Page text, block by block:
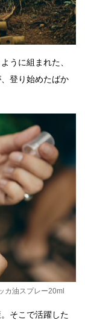
うに組まれた、
登り始めたばか
カ油スプレー20ml
そこで活躍した